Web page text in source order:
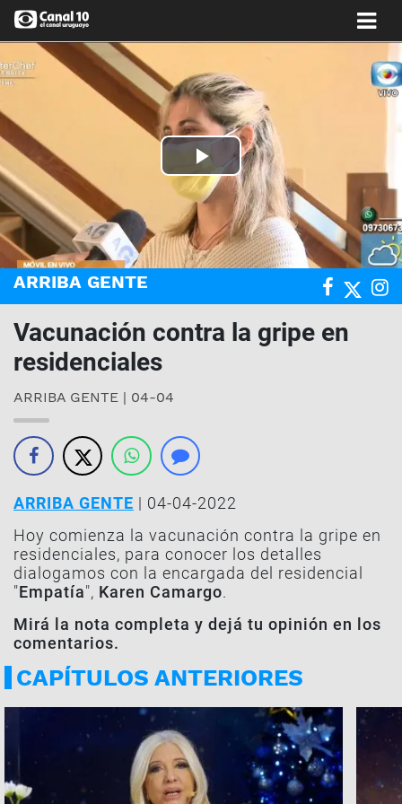
Play
Video
ARRIBA GENTE
Vacunación contra la gripe en
residenciales
ARRIBA GENTE | 04-04
ARRIBA GENTE | 04-04-2022
Hoy comienza la vacunación contra la gripe en
residenciales, para conocer los detalles
dialogamos con la encargada del residencial
"Empatía", Karen Camargo.
Mirá la nota completa y dejá tu opinión en los
comentarios.
CAPÍTULOS ANTERIORES